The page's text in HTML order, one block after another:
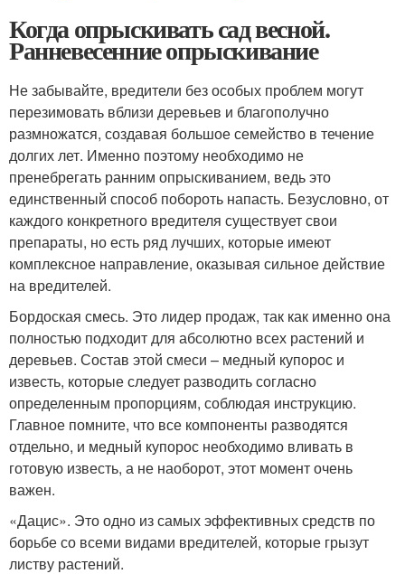
Когда опрыскивать сад весной.
Ранневесенние опрыскивание
Не забывайте, вредители без особых проблем могут
перезимовать вблизи деревьев и благополучно
размножатся, создавая большое семейство в течение
долгих лет. Именно поэтому необходимо не
пренебрегать ранним опрыскиванием, ведь это
единственный способ побороть напасть. Безусловно, от
каждого конкретного вредителя существует свои
препараты, но есть ряд лучших, которые имеют
комплексное направление, оказывая сильное действие
на вредителей.
Бордоская смесь. Это лидер продаж, так как именно она
полностью подходит для абсолютно всех растений и
деревьев. Состав этой смеси – медный купорос и
известь, которые следует разводить согласно
определенным пропорциям, соблюдая инструкцию.
Главное помните, что все компоненты разводятся
отдельно, и медный купорос необходимо вливать в
готовую известь, а не наоборот, этот момент очень
важен.
«Дацис». Это одно из самых эффективных средств по
борьбе со всеми видами вредителей, которые грызут
листву растений.